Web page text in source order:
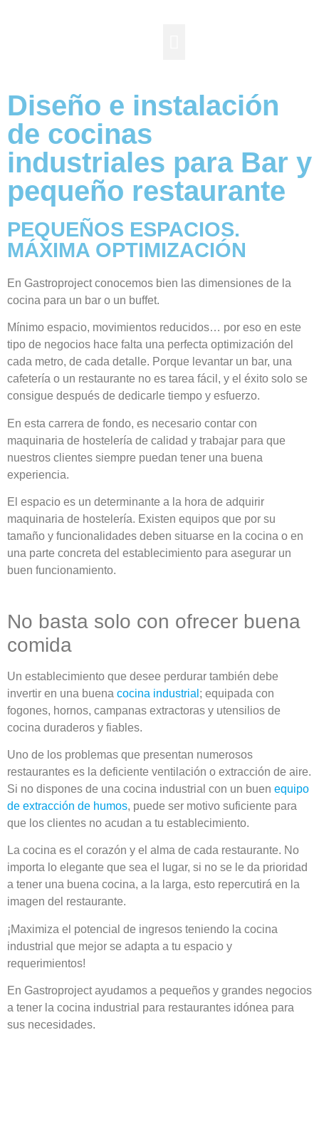
Diseño e instalación
de cocinas
industriales para Bar y
pequeño restaurante
PEQUEÑOS ESPACIOS.
MÁXIMA OPTIMIZACIÓN
En Gastroproject conocemos bien las dimensiones de la
cocina para un bar o un buffet.
Mínimo espacio, movimientos reducidos… por eso en este
tipo de negocios hace falta una perfecta optimización del
cada metro, de cada detalle. Porque levantar un bar, una
cafetería o un restaurante no es tarea fácil, y el éxito solo se
consigue después de dedicarle tiempo y esfuerzo.
En esta carrera de fondo, es necesario contar con
maquinaria de hostelería de calidad y trabajar para que
nuestros clientes siempre puedan tener una buena
experiencia.
El espacio es un determinante a la hora de adquirir
maquinaria de hostelería. Existen equipos que por su
tamaño y funcionalidades deben situarse en la cocina o en
una parte concreta del establecimiento para asegurar un
buen funcionamiento.
No basta solo con ofrecer buena
comida
Un establecimiento que desee perdurar también debe
invertir en una buena cocina industrial ; equipada con
fogones, hornos, campanas extractoras y utensilios de
cocina duraderos y fiables.
Uno de los problemas que presentan numerosos
restaurantes es la deficiente ventilación o extracción de aire.
Si no dispones de una cocina industrial con un buen equipo
de extracción de humos, puede ser motivo suficiente para
que los clientes no acudan a tu establecimiento.
La cocina es el corazón y el alma de cada restaurante. No
importa lo elegante que sea el lugar, si no se le da prioridad
a tener una buena cocina, a la larga, esto repercutirá en la
imagen del restaurante.
¡Maximiza el potencial de ingresos teniendo la cocina
industrial que mejor se adapta a tu espacio y
requerimientos!
En Gastroproject ayudamos a pequeños y grandes negocios
a tener la cocina industrial para restaurantes idónea para
sus necesidades.